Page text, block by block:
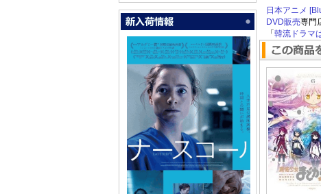
日本アニメ
DVD販売専門
「 韓流ドラマ